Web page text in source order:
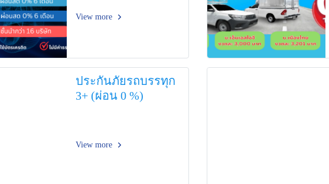
View more
ประกันภัยรถบรรทุก
3+ (ผ่อน 0 %)
View more